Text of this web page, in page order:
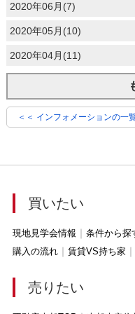
2020年06月(7)
2020年05月(10)
2020年04月(11)
＜＜ インフォメーションの一
買いたい
現地見学会情報 条件から探
購入の流れ
賃貸VS持ち家
売りたい